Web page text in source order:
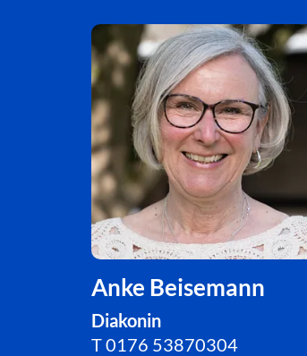
Anke Beisemann
Diakonin
T0176 53870304